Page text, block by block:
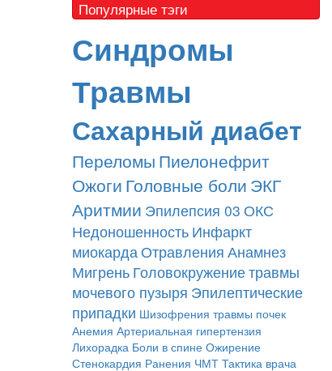
Популярные тэги
Синдромы
Травмы
Сахарный диабет
Переломы Пиелонефрит
Ожоги Головные боли ЭКГ
Аритмии Эпилепсия 03 ОКС
Недоношенность Инфаркт
миокарда Отравления Анамнез
Мигрень Головокружениетравмы
мочевого пузыря Эпилептические
припадки Шизофрения травмы почек
Анемия Артериальная гипертензия
Лихорадка Боли в спине Ожирение
Стенокардия Ранения ЧМТ Тактика врача